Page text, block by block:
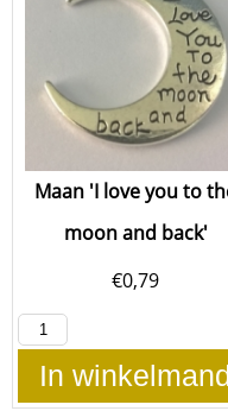
Maan 'I love you to
moon and back'
€0,79
In